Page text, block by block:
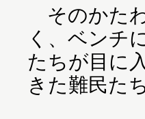
そのかた
く、ベンチ
たちが目に
きた難民た